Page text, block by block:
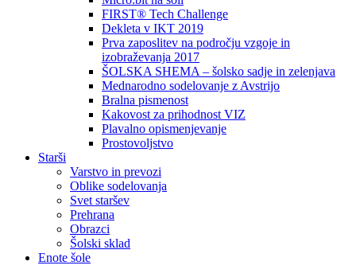
FIRST® Tech Challenge
Dekleta v IKT 2019
Prva zaposlitev na področju vzgoje in
izobraževanja 2017
ŠOLSKA SHEMA – šolsko sadje in zelenjava
Mednarodno sodelovanje z Avstrijo
Bralna pismenost
Kakovost za prihodnost VIZ
Plavalno opismenjevanje
Prostovoljstvo
Starši
Varstvo in prevozi
Oblike sodelovanja
Svet staršev
Prehrana
Obrazci
Šolski sklad
Enote šole